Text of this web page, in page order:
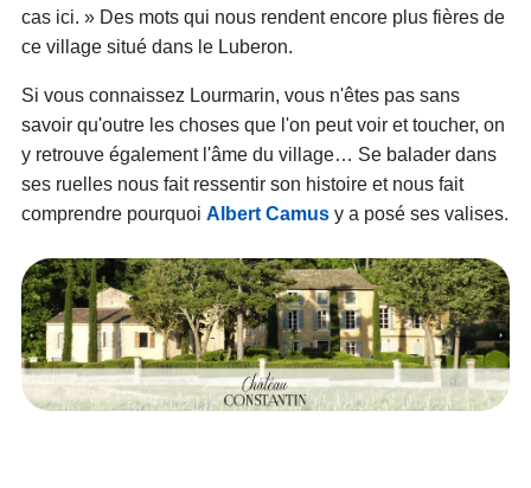
cas ici. » Des mots qui nous rendent encore plus fières de
ce village situé dans le Luberon.
Si vous connaissez Lourmarin, vous n'êtes pas sans
savoir qu'outre les choses que l'on peut voir et toucher, on
y retrouve également l'âme du village… Se balader dans
ses ruelles nous fait ressentir son histoire et nous fait
comprendre pourquoi Albert Camusy a posé ses valises.